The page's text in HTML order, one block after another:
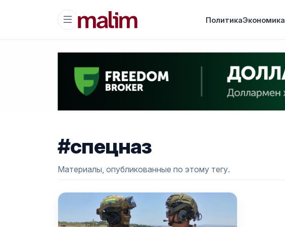
ПолитикаЭкономика
#спецназ
Материалы, опубликованные по этому тегу.